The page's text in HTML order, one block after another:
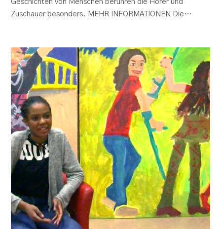
Geschichten von Menschen berühren die Hörer und
Zuschauer besonders. MEHR INFORMATIONEN Die…